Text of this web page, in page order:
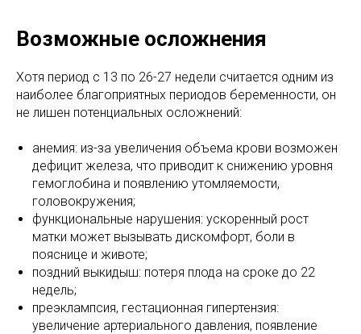
Возможные осложнения
Хотя период с 13 по 26-27 недели считается одним из
наиболее благоприятных периодов беременности, он
не лишен потенциальных осложнений:
анемия: из-за увеличения объема крови возможен
дефицит железа, что приводит к снижению уровня
гемоглобина и появлению утомляемости,
головокружения;
функциональные нарушения: ускоренный рост
матки может вызывать дискомфорт, боли в
пояснице и животе;
поздний выкидыш: потеря плода на сроке до 22
недель;
преэклампсия, гестационная гипертензия:
увеличение артериального давления, появление